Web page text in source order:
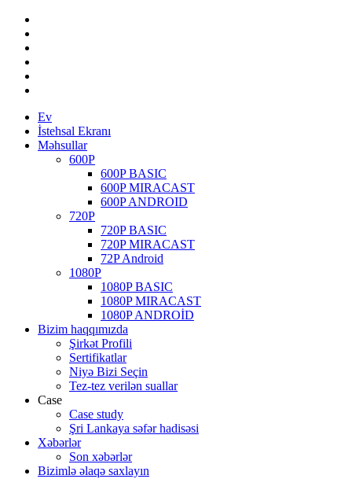
Ev
İstehsal Ekranı
Məhsullar
600P
600P BASIC
600P MIRACAST
600P ANDROID
720P
720P BASIC
720P MIRACAST
72P Android
1080P
1080P BASIC
1080P MIRACAST
1080P ANDROİD
Bizim haqqımızda
Şirkət Profili
Sertifikatlar
Niyə Bizi Seçin
Tez-tez verilən suallar
Case
Case study
Şri Lankaya səfər hadisəsi
Xəbərlər
Son xəbərlər
Bizimlə əlaqə saxlayın